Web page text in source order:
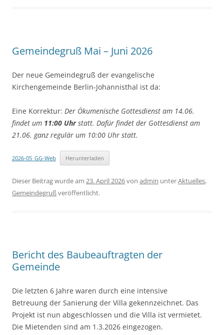
Gemeindegruß Mai – Juni 2026
Der neue Gemeindegruß der evangelische
Kirchengemeinde Berlin-Johannisthal ist da:
Eine Korrektur: Der Ökumenische Gottesdienst am 14.06.
findet um 11:00 Uhrstatt. Dafür findet der Gottesdienst am
21.06. ganz regulär um 10:00 Uhr statt.
2026-05_GG-Web Herunterladen
Dieser Beitrag wurde am 23. April 2026von admin unterAktuelles,
Gemeindegrußveröffentlicht.
Bericht des Baubeauftragten der
Gemeinde
Die letzten 6 Jahre waren durch eine intensive
Betreuung der Sanierung der Villa gekennzeichnet. Das
Projekt ist nun abgeschlossen und die Villa ist vermietet.
Die Mietenden sind am 1.3.2026 eingezogen.